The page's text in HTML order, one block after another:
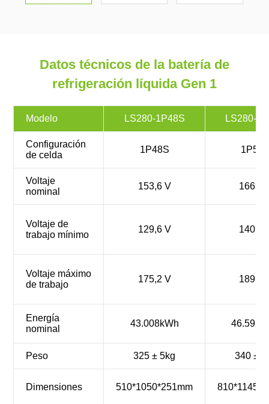
Datos técnicos de la batería de
refrigeración líquida Gen 1
Modelo LS280-1P48S LS280-
Configuración
de celda
1P48S
Voltaje
nominal
153,6 V 166,4
Voltaje de
trabajo mínimo
129,6 V 140,4
Voltaje máximo
de trabajo
175,2 V 189,8
Energía
nominal
43.008kWh
Peso 325 ± 5kg 340 ±
Dimensiones 510*1050*251mm